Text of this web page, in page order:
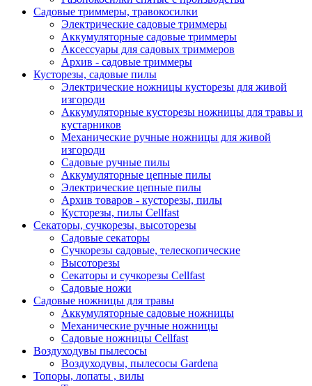
Садовые триммеры, травокосилки
Электрические садовые триммеры
Аккумуляторные садовые триммеры
Аксессуары для садовых триммеров
Архив - садовые триммеры
Кусторезы, садовые пилы
Электрические ножницы кусторезы для живой
изгороди
Аккумуляторные кусторезы ножницы для травы и
кустарников
Механические ручные ножницы для живой
изгороди
Садовые ручные пилы
Аккумуляторные цепные пилы
Электрические цепные пилы
Архив товаров - кусторезы, пилы
Кусторезы, пилы Cellfast
Секаторы, сучкорезы, высоторезы
Садовые секаторы
Сучкорезы садовые, телескопические
Высоторезы
Секаторы и сучкорезы Cellfast
Садовые ножи
Садовые ножницы для травы
Аккумуляторные садовые ножницы
Механические ручные ножницы
Садовые ножницы Cellfast
Воздуходувы пылесосы
Воздуходувы, пылесосы Gardena
Топоры, лопаты , вилы